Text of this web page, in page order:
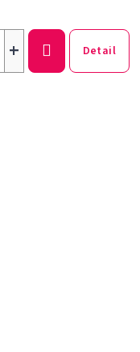
+ Detail